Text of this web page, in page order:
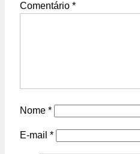
Comentário *
Nome *
E-mail *